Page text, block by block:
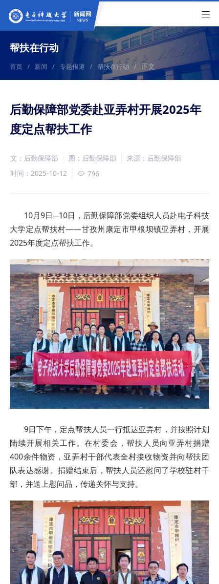
帮扶在行动
首页 / 新闻 / 专题报道 / 帮扶在行动 / 正文
后勤保障部党委赴亚弄村开展2025年
度定点帮扶工作
文：后勤保障部 图：后勤保障部
来源：后勤保障部
时间：2025-10-12
796
10月9日─10日，后勤保障部党委组织人员赴电子科技
大学定点帮扶村——甘孜州康定市甲根坝镇亚弄村，开展
2025年度定点帮扶工作。
9日下午，定点帮扶人员一行抵达亚弄村，并按照计划
陆续开展相关工作。在村委会，帮扶人员向亚弄村捐赠
400余件物资，亚弄村干部代表全村接收物资并向帮扶团
队表达感谢。捐赠结束后，帮扶人员还慰问了学校驻村干
部，并送上慰问品，传递关怀与支持。